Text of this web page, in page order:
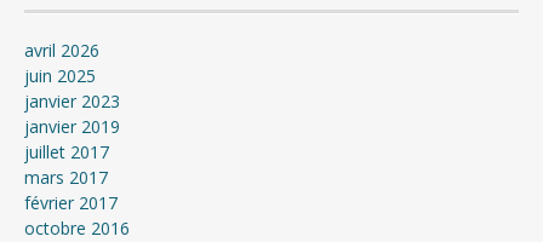
avril 2026
juin 2025
janvier 2023
janvier 2019
juillet 2017
mars 2017
février 2017
octobre 2016